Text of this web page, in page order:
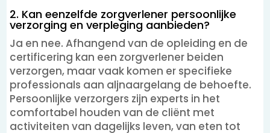
2. Kan eenzelfde zorgverlener persoonlijke
verzorging en verpleging aanbieden?
Ja en nee. Afhangend van de opleiding en de
certificering kan een zorgverlener beiden
verzorgen, maar vaak komen er specifieke
professionals aan aljnaargelang de behoefte.
Persoonlijke verzorgers zijn experts in het
comfortabel houden van de cliënt met
activiteiten van dagelijks leven, van eten tot